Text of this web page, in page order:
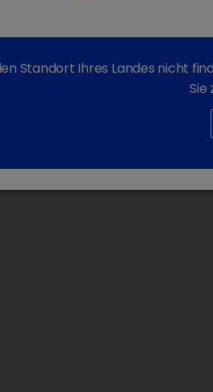
Standort Ihres Landes nicht
Sie